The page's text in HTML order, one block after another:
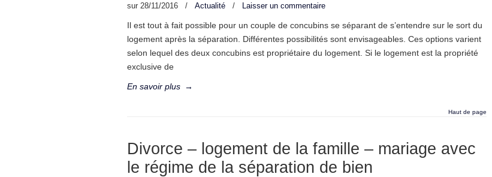
sur 28/11/2016 / Actualité / Laisser un commentaire
Il est tout à fait possible pour un couple de concubins se séparant de s’entendre sur le sort du
logement après la séparation. Différentes possibilités sont envisageables. Ces options varient
selon lequel des deux concubins est propriétaire du logement. Si le logement est la propriété
exclusive de
En savoir plus →
Haut de page
Divorce – logement de la famille – mariage avec
le régime de la séparation de bien